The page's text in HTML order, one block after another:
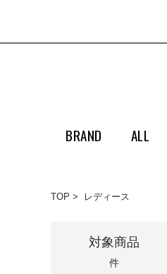
BRAND ALL
TOP レディース
対象商品
件